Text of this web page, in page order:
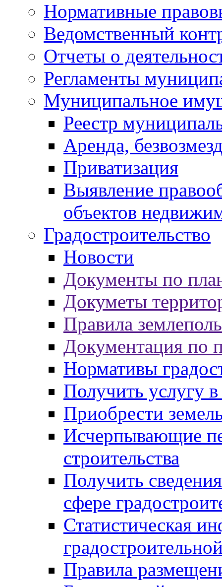
Нормативные
Ведомственный
Отчеты о
Регламенты
Муниципальное
Реестр
Аренда,
Приватизация
Выявление
объектов
Градостроительство
Новости
Документы по
Докуметы
Правила
Документация по
Нормативы
Получить услугу в
Приобрести
Исчерпывающие
строительства
Получить
сфере
Статистическая
Правила